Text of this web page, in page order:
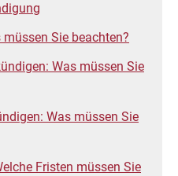
Sie beachten?
Was müssen Sie
Was müssen Sie
Fristen müssen Sie